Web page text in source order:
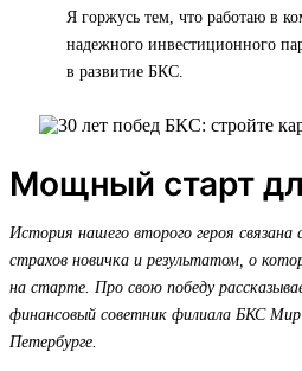
Я горжусь тем, что работаю в
надежного инвестиционного
в развитие БКС.
Мощный старт
История нашего второго героя связана
страхов новичка и результатом, о
на старте. Про свою победу
финансовый советник филиала БКС
Петербурге.